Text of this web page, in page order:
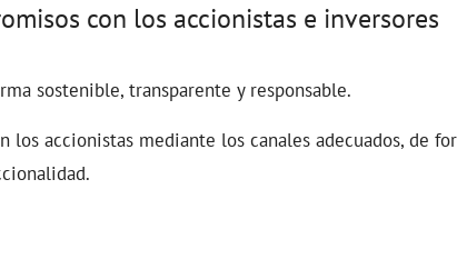
con los accionistas e inversores
sostenible, transparente y responsable.
los accionistas mediante los canales adecuados, de